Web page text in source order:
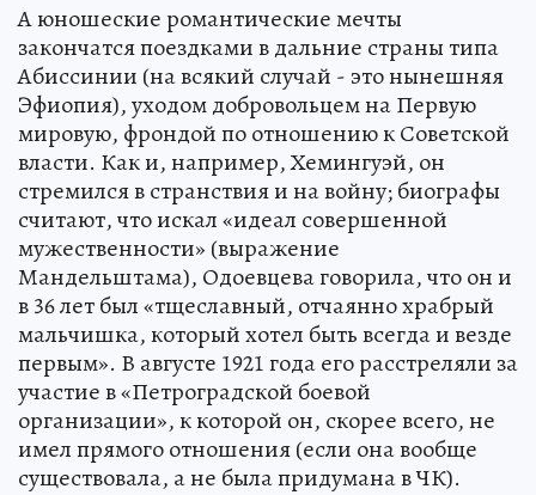
А юношеские романтические мечты
закончатся поездками в дальние страны типа
Абиссинии (на всякий случай - это нынешняя
Эфиопия), уходом добровольцем на Первую
мировую, фрондой по отношению к Советской
власти. Как и, например, Хемингуэй, он
стремился в странствия и на войну; биографы
считают, что искал «идеал совершенной
мужественности» (выражение
Мандельштама), Одоевцева говорила, что он и
в 36 лет был «тщеславный, отчаянно храбрый
мальчишка, который хотел быть всегда и везде
первым». В августе 1921 года его расстреляли за
участие в «Петроградской боевой
организации», к которой он, скорее всего, не
имел прямого отношения (если она вообще
существовала, а не была придумана в ЧК).